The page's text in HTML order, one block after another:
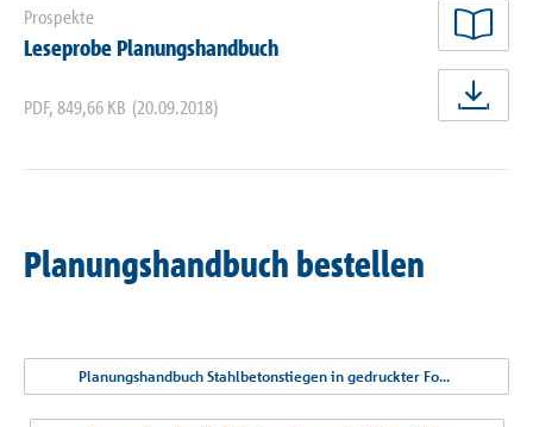
Prospekte
Leseprobe Planungshandbuch
PDF, 849,66 KB (20.09.2018)
Planungshandbuch bestellen
Planungshandbuch Stahlbetonstiegen in gedruckter Form bestellen